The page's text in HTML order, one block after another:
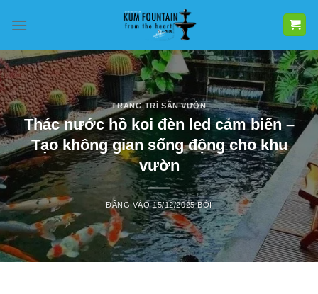
qua
dung
TRANG TRÍ SÂN VƯỜN
Thác nước hồ koi đèn led cảm biến –
Tạo không gian sống động cho khu
vườn
ĐĂNG VÀO15/12/2025 BỞI